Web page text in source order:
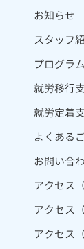
お知らせ
スタッフ
プログラム
就労移行
就労定着
よくある
お問い合
アクセス
アクセス
アクセス